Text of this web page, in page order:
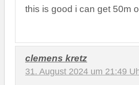
this is good i can get 50m
clemens kretz
31. August 2024 um 21:49